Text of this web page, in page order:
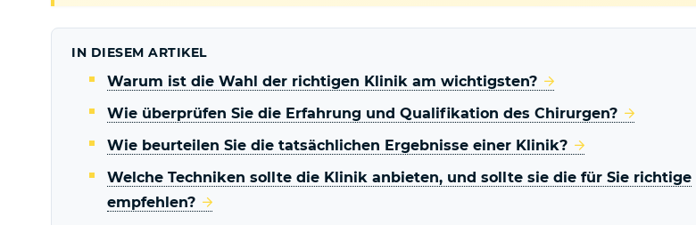
IN DIESEM ARTIKEL
Warum ist die Wahl der richtigen Klinik am wichtigsten?
Wie überprüfen Sie die Erfahrung und Qualifikation des Chirurgen?
Wie beurteilen Sie die tatsächlichen Ergebnisse einer Klinik?
Welche Techniken sollte die Klinik anbieten, und sollte sie die für Sie richtige
empfehlen?